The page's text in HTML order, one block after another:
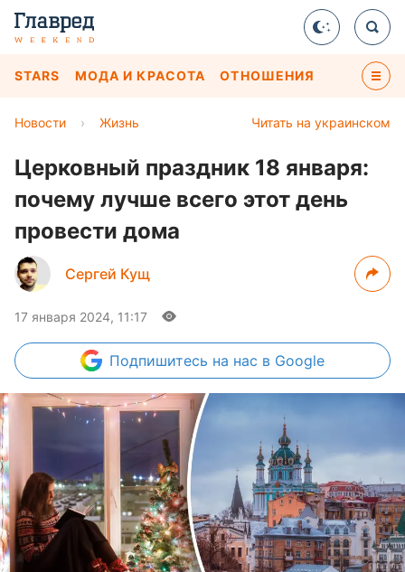
STARS МОДА И КРАСОТА ОТНОШЕНИЯ
Читать на украинском
Новости › Жизнь
Церковный праздник 18 января:
почему лучше всего этот день
провести дома
Сергей Кущ
17 января 2024, 11:17
Подпишитесь на нас в Google